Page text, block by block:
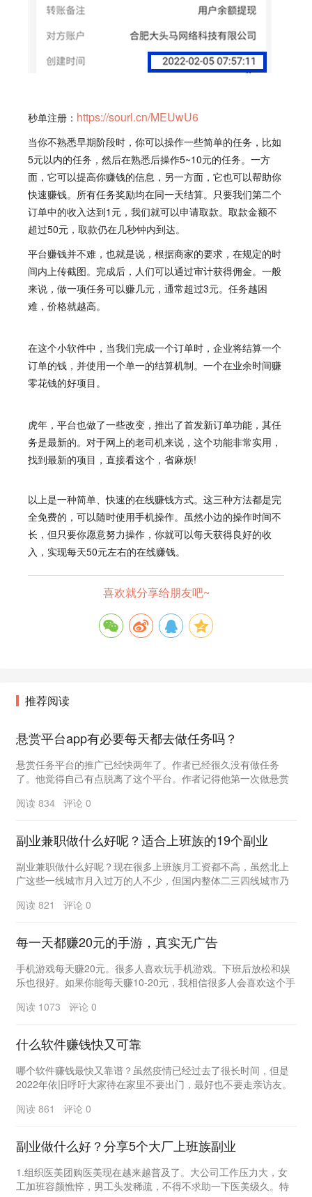
秒单注册： https://sourl.cn/MEUwU6
当你不熟悉早期阶段时，你可以操作一些简单的任务，比如
5元以内的任务，然后在熟悉后操作5~10元的任务。一方
面，它可以提高你赚钱的信息，另一方面，它也可以帮助你
快速赚钱。所有任务奖励均在同一天结算。只要我们第二个
订单中的收入达到1元，我们就可以申请取款。取款金额不
超过50元，取款仍在几秒钟内到达。
平台赚钱并不难，也就是说，根据商家的要求，在规定的时
间内上传截图。完成后，人们可以通过审计获得佣金。一般
来说，做一项任务可以赚几元，通常超过3元。任务越困
难，价格就越高。
在这个小软件中，当我们完成一个订单时，企业将结算一个
订单的钱，并使用一个单一的结算机制。一个在业余时间赚
零花钱的好项目。
虎年，平台也做了一些改变，推出了首发新订单功能，其任
务是最新的。对于网上的老司机来说，这个功能非常实用，
找到最新的项目，直接看这个，省麻烦!
以上是一种简单、快速的在线赚钱方式。这三种方法都是完
全免费的，可以随时使用手机操作。虽然小边的操作时间不
长，但只要你愿意努力操作，你就可以每天获得良好的收
入，实现每天50元左右的在线赚钱。
喜欢就分享给朋友吧~
推荐阅读
悬赏平台app有必要每天都去做任务吗？
悬赏任务平台的推广已经快两年了。作者已经很久没有做任务
了。他觉得自己有点脱离了这个平台。作者记得他第一次做悬赏
阅读 834 评论 0
副业兼职做什么好呢？适合上班族的19个副业
副业兼职做什么好呢？现在很多上班族月工资都不高，虽然北上
广这些一线城市月入过万的人不少，但国内整体二三四线城市乃
阅读 821 评论 0
每一天都赚20元的手游，真实无广告
手机游戏每天赚20元。很多人喜欢玩手机游戏。下班后放松和娱
乐也很好。如果你能每天赚10-20元，我相信很多人会喜欢这个手
阅读 1073 评论 0
什么软件赚钱快又可靠
哪个软件赚钱最快又靠谱？虽然疫情已经过去了很长时间，但是
2022年依旧呼吁大家待在家里不要出门，最好也不要走亲访友。
阅读 861 评论 0
副业做什么好？分享5个大厂上班族副业
1.组织医美团购医美现在越来越普及了。大公司工作压力大，女
工加班容颜憔悴，男工头发稀疏，不得不求助一下医美级久。特